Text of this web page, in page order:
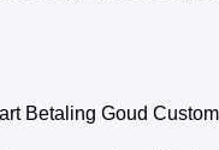
Betaling Goud